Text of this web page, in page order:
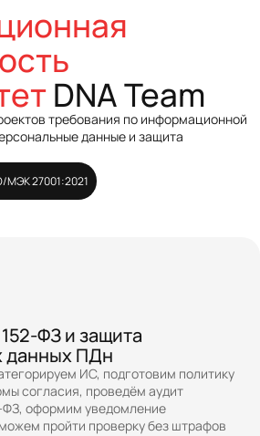
DNA Team
требования по информационной
данные и защита
27001:2021
ФЗ и защита
данных ПДн
ИС, подготовим политику
согласия, проведём аудит
ФЗ, оформим уведомление
пройти проверку без штрафов